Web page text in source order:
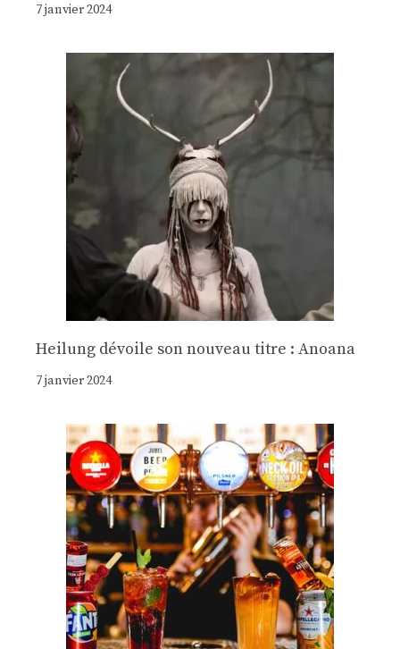
7 janvier 2024
Heilung dévoile son nouveau titre : Anoana
7 janvier 2024